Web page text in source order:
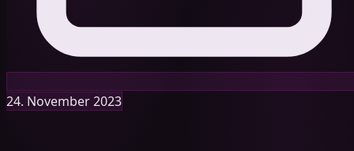
24. November 2023